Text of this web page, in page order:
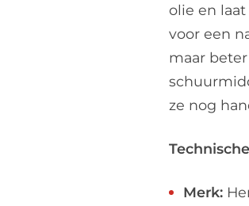
olie en
voor een
maar
ze nog
Merk: